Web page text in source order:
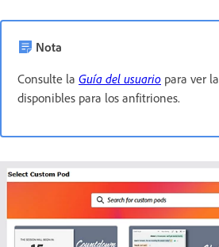
Nota
Consulte la Guía del usuario para ver
disponibles para los anfitriones.